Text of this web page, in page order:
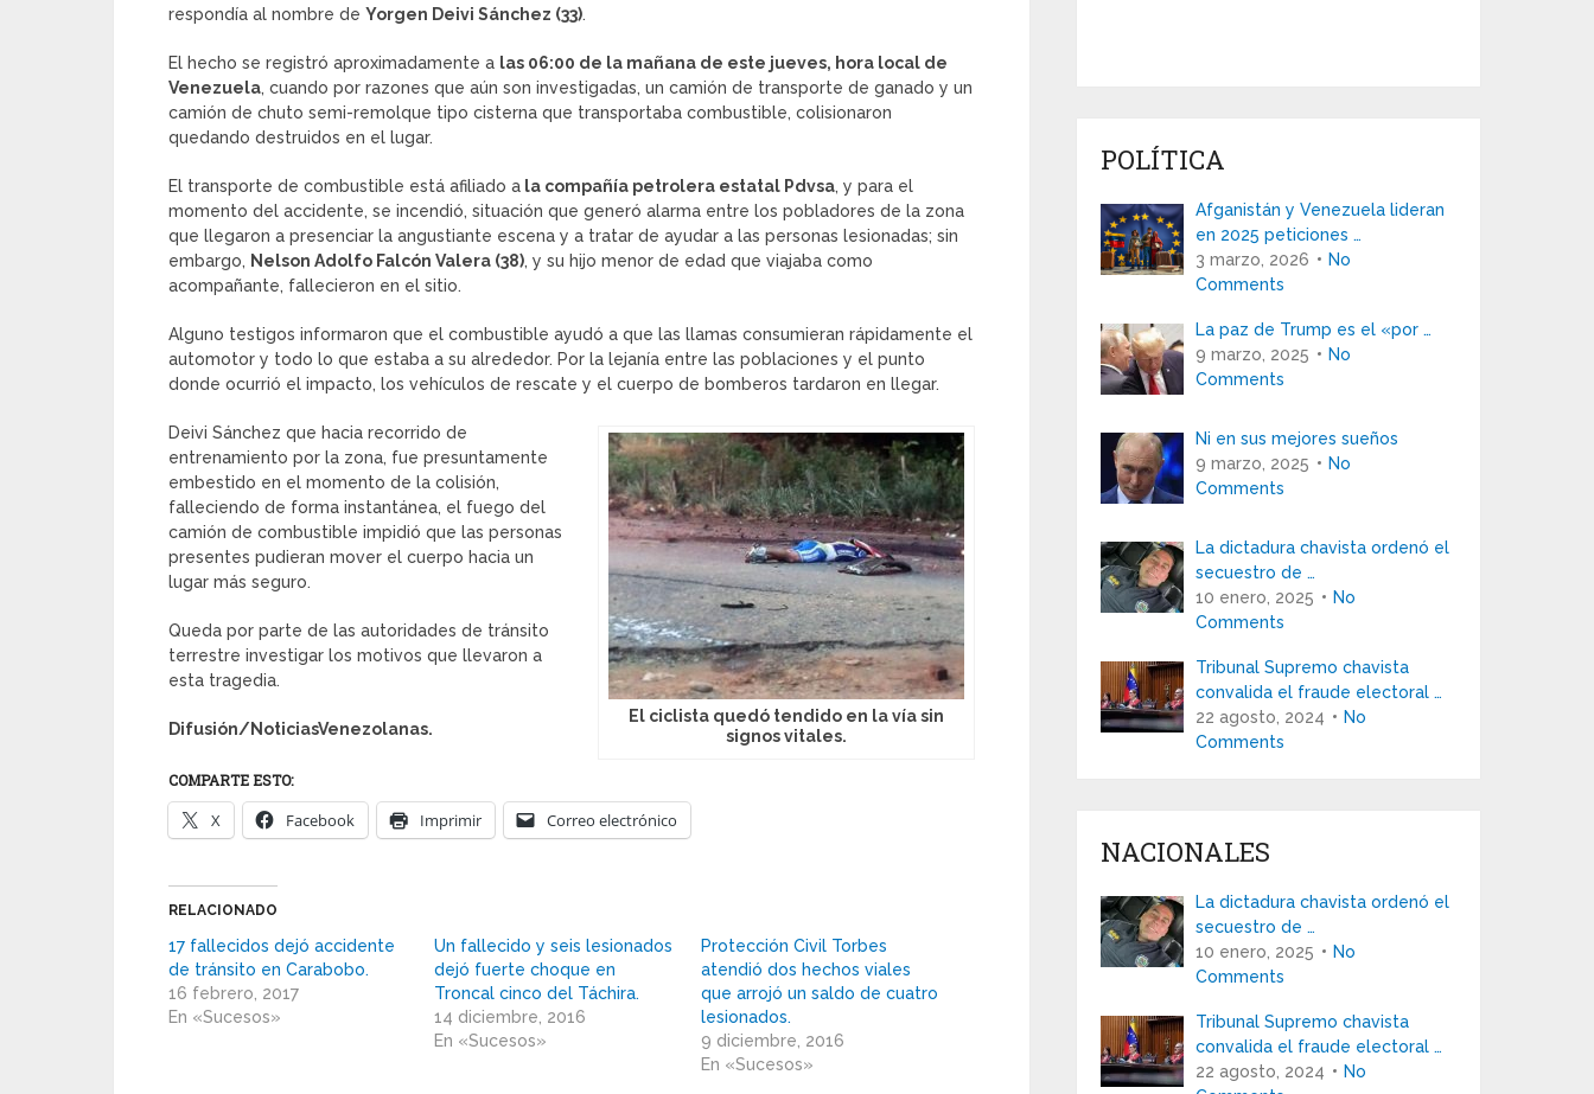
respondía al nombre de Yorgen Deivi Sánchez (33).
El hecho se registró aproximadamente a las 06:00 de la mañana de este jueves, hora local de
Venezuela, cuando por razones que aún son investigadas, un camión de transporte de ganado y un
camión de chuto semi-remolque tipo cisterna que transportaba combustible, colisionaron
quedando destruidos en el lugar.
El transporte de combustible está afiliado a la compañía petrolera estatal Pdvsa, y para el
momento del accidente, se incendió, situación que generó alarma entre los pobladores de la zona
que llegaron a presenciar la angustiante escena y a tratar de ayudar a las personas lesionadas; sin
embargo, Nelson Adolfo Falcón Valera (38), y su hijo menor de edad que viajaba como
acompañante, fallecieron en el sitio.
Alguno testigos informaron que el combustible ayudó a que las llamas consumieran rápidamente el
automotor y todo lo que estaba a su alrededor. Por la lejanía entre las poblaciones y el punto
donde ocurrió el impacto, los vehículos de rescate y el cuerpo de bomberos tardaron en llegar.
El ciclista quedó tendido en la vía sin
signos vitales.
Deivi Sánchez que hacia recorrido de
entrenamiento por la zona, fue presuntamente
embestido en el momento de la colisión,
falleciendo de forma instantánea, el fuego del
camión de combustible impidió que las personas
presentes pudieran mover el cuerpo hacia un
lugar más seguro.
Queda por parte de las autoridades de tránsito
terrestre investigar los motivos que llevaron a
esta tragedia.
Difusión/NoticiasVenezolanas.
COMPARTE ESTO:
X Facebook Imprimir Correo electrónico
RELACIONADO
17 fallecidos dejó accidente
de tránsito en Carabobo.
16 febrero, 2017
En «Sucesos»
Un fallecido y seis lesionados
dejó fuerte choque en
Troncal cinco del Táchira.
14 diciembre, 2016
En «Sucesos»
Protección Civil Torbes
atendió dos hechos viales
que arrojó un saldo de cuatro
lesionados.
9 diciembre, 2016
En «Sucesos»
POLÍTICA
Afganistán y Venezuela lideran
en 2025 peticiones …
3 marzo, 2026
No
Comments
La paz de Trump es el «por …
9 marzo, 2025
No
Comments
Ni en sus mejores sueños
9 marzo, 2025
No
Comments
La dictadura chavista ordenó el
secuestro de …
10 enero, 2025
No
Comments
Tribunal Supremo chavista
convalida el fraude electoral …
22 agosto, 2024
No
Comments
NACIONALES
La dictadura chavista ordenó el
secuestro de …
10 enero, 2025
No
Comments
Tribunal Supremo chavista
convalida el fraude electoral …
22 agosto, 2024
No